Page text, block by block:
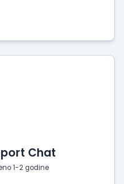
Chat
1-2 godine